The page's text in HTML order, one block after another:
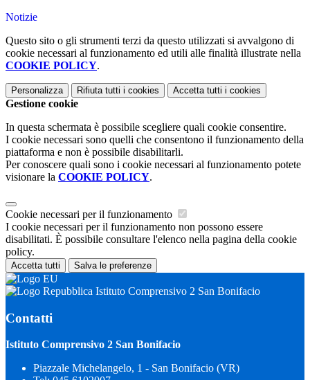
Notizie
Questo sito o gli strumenti terzi da questo utilizzati si avvalgono di
cookie necessari al funzionamento ed utili alle finalità illustrate nella
COOKIE POLICY.
Personalizza Rifiuta tutti i cookies Accetta tutti i cookies
Gestione cookie
In questa schermata è possibile scegliere quali cookie consentire.
I cookie necessari sono quelli che consentono il funzionamento della
piattaforma e non è possibile disabilitarli.
Per conoscere quali sono i cookie necessari al funzionamento potete
visionare la COOKIE POLICY.
Cookie necessari per il funzionamento
I cookie necessari per il funzionamento non possono essere
disabilitati. È possibile consultare l'elenco nella pagina della cookie
policy.
Accetta tutti Salva le preferenze
Istituto Comprensivo 2 San Bonifacio
Contatti
Istituto Comprensivo 2 San Bonifacio
Piazzale Michelangelo, 1 - San Bonifacio (VR)